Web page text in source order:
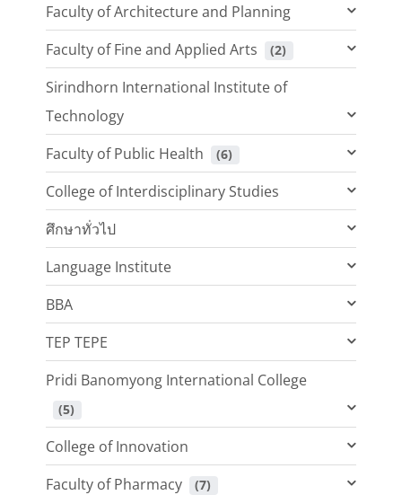
Faculty of Architecture and Planning
Faculty of Fine and Applied Arts
(2)
Sirindhorn International Institute of
Technology
Faculty of Public Health
(6)
College of Interdisciplinary Studies
ศึกษาทั่วไป
Language Institute
BBA
TEP TEPE
Pridi Banomyong International College
(5)
College of Innovation
Faculty of Pharmacy
(7)